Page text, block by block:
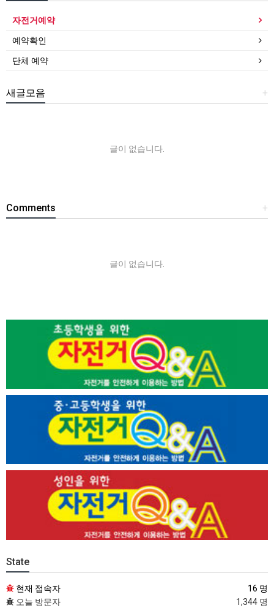
자전거예약
예약확인
단체 예약
+
새글모음
글이 없습니다.
+
Comments
글이 없습니다.
State
현재 접속자
16 명
오늘 방문자
1,344 명